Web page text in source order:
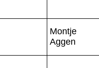
Montje
Aggen